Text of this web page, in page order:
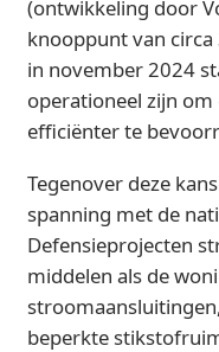
(ontwikkeling door
knooppunt van
in november 2024
operationeel zijn
efficiënter te
Tegenover deze
spanning met de
Defensieprojecten
middelen als de
beperkte